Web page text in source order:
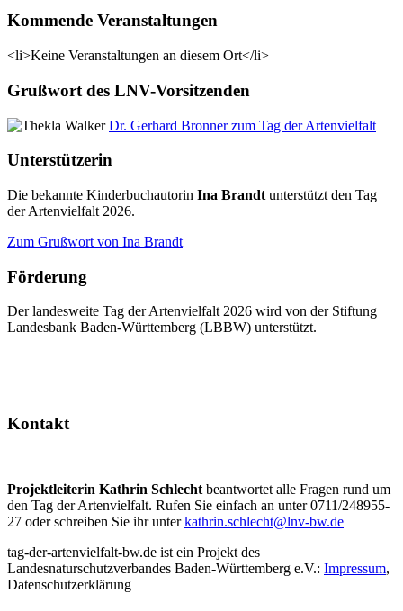
Kommende Veranstaltungen
<li>Keine Veranstaltungen an diesem Ort</li>
Grußwort des LNV-Vorsitzenden
Dr. Gerhard Bronner zum Tag der Artenvielfalt
Unterstützerin
Die bekannte Kinderbuchautorin Ina Brandt unterstützt den Tag
der Artenvielfalt 2026.
Zum Grußwort von Ina Brandt
Förderung
Der landesweite Tag der Artenvielfalt 2026 wird von der Stiftung
Landesbank Baden-Württemberg (LBBW) unterstützt.
Kontakt
Projektleiterin Kathrin Schlecht beantwortet alle Fragen rund um
den Tag der Artenvielfalt. Rufen Sie einfach an unter 0711/248955-
27 oder schreiben Sie ihr unterkathrin.schlecht@lnv-bw.de
tag-der-artenvielfalt-bw.de ist ein Projekt des
Landesnaturschutzverbandes Baden-Württemberg e.V.: Impressum,
Datenschutzerklärung